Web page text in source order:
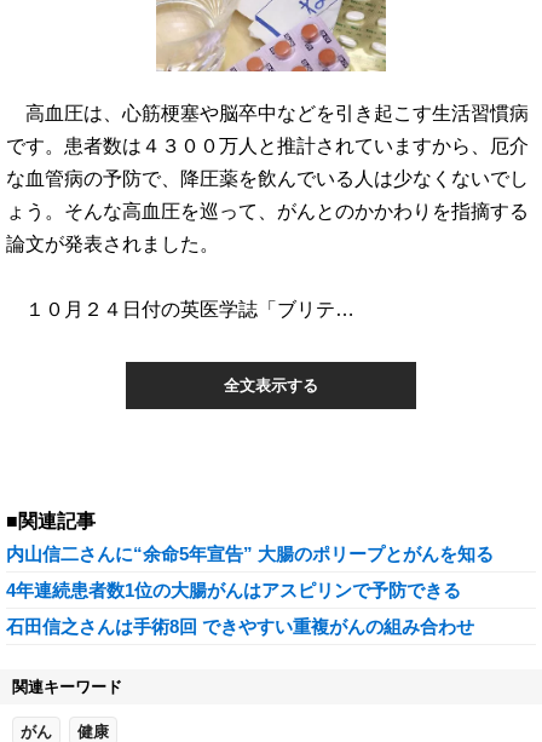
高血圧は、心筋梗塞や脳卒中などを引き起こす生活習慣病
です。患者数は４３００万人と推計されていますから、厄介
な血管病の予防で、降圧薬を飲んでいる人は少なくないでし
ょう。そんな高血圧を巡って、がんとのかかわりを指摘する
論文が発表されました。
１０月２４日付の英医学誌「ブリテ…
全文表示する
■関連記事
内山信二さんに“余命5年宣告” 大腸のポリープとがんを知る
4年連続患者数1位の大腸がんはアスピリンで予防できる
石田信之さんは手術8回 できやすい重複がんの組み合わせ
関連キーワード
がん 健康